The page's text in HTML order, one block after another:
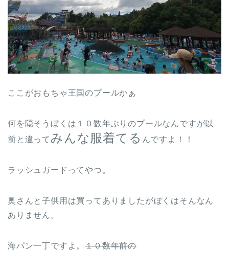
ここがおもちゃ王国のプールかぁ
何を隠そうぼくは１０数年ぶりのプールなんですが以
前と違って みんな服着てる んですよ！！
ラッシュガードってやつ。
奥さんと子供用は買ってありましたがぼくはそんなん
ありません。
海パン一丁ですよ。１０数年前の